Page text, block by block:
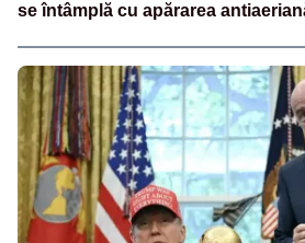
se întâmplă cu apărarea